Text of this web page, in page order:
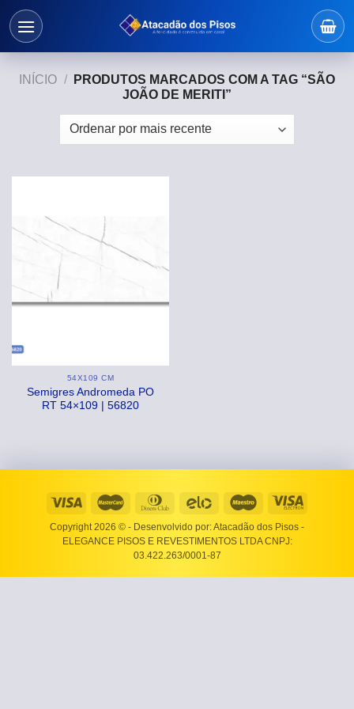
Skip
INÍCIO /
PRODUTOS MARCADOS COM A TAG “SÃO
JOÃO DE MERITI”
54X109 CM
Semigres Andromeda PO
RT 54×109 | 56820
Copyright 2026 © - Desenvolvido por: Atacadão dos Pisos -
ELEGANCE PISOS E REVESTIMENTOS LTDA CNPJ:
03.422.263/0001-87